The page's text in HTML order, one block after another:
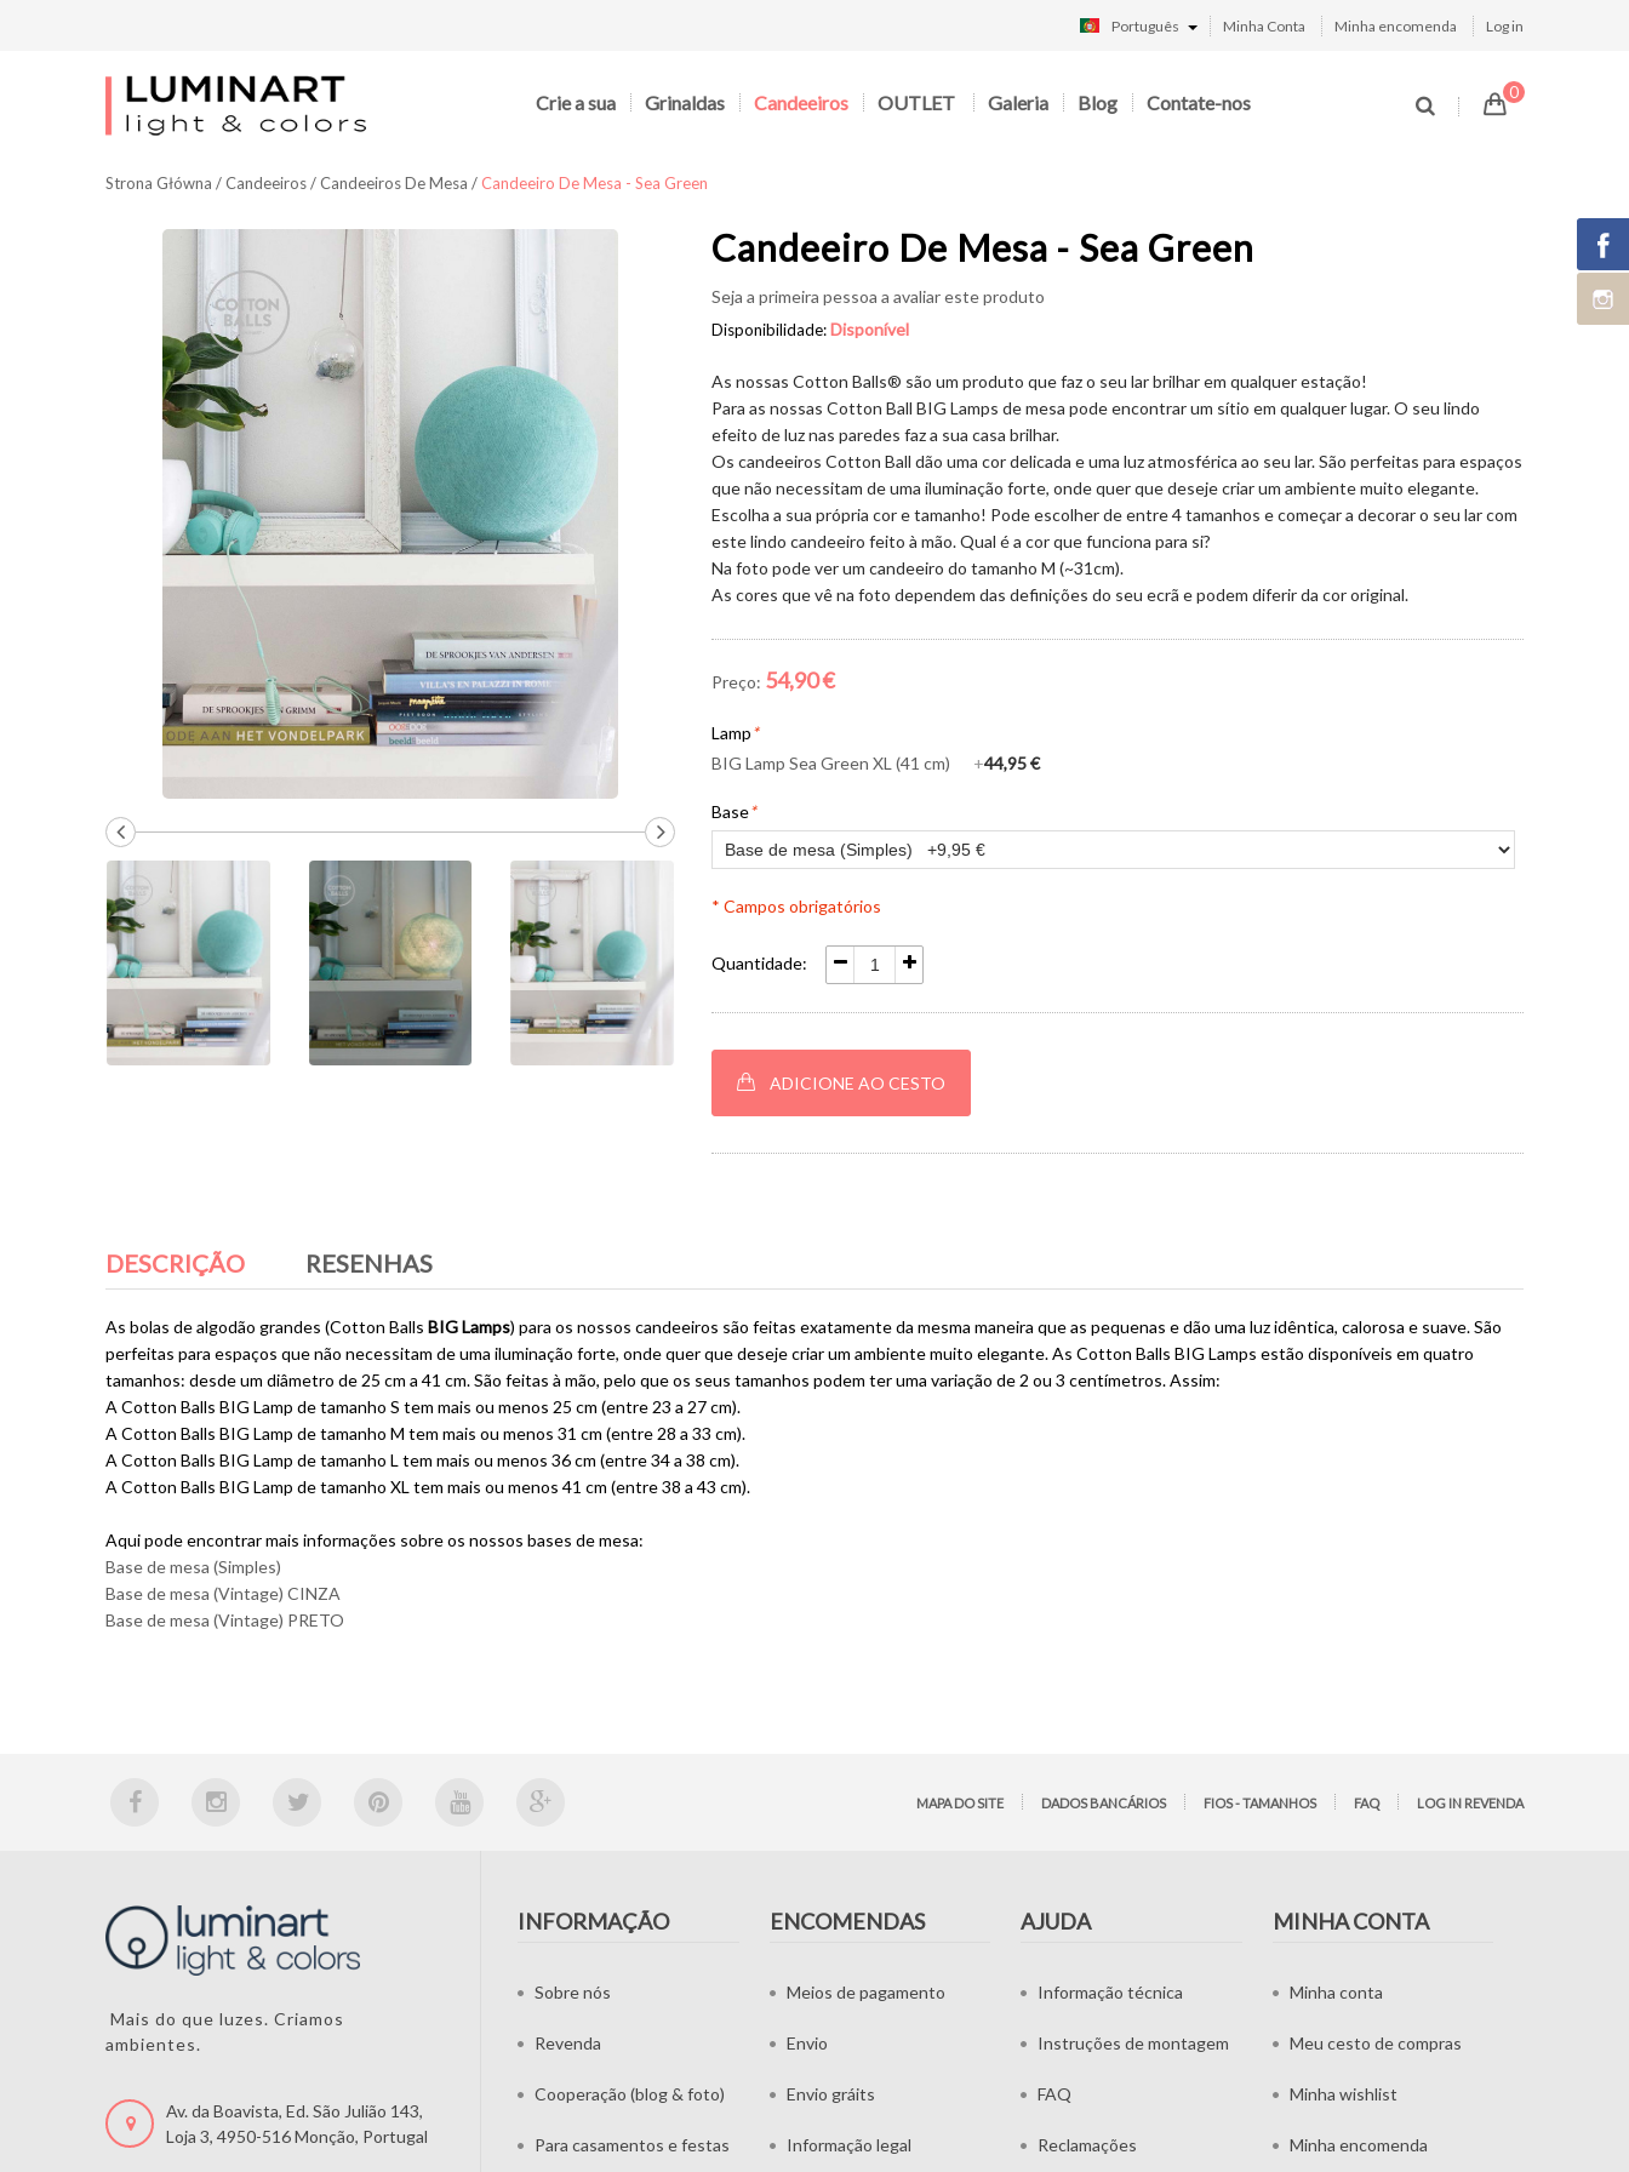
Minha Conta Minha encomenda Log in
Português
0
Crie a sua Grinaldas Candeeiros OUTLET Galeria Blog Contate-nos
Strona Główna /Candeeiros/Candeeiros De Mesa / Candeeiro De Mesa - Sea Green
Candeeiro De Mesa - Sea Green
Seja a primeira pessoa a avaliar este produto
Disponibilidade:Disponível
As nossas Cotton Balls® são um produto que faz o seu lar brilhar em qualquer estação!
Para as nossas Cotton Ball BIG Lamps de mesa pode encontrar um sítio em qualquer lugar. O seu lindo
efeito de luz nas paredes faz a sua casa brilhar.
Os candeeiros Cotton Ball dão uma cor delicada e uma luz atmosférica ao seu lar. São perfeitas para espaços
que não necessitam de uma iluminação forte, onde quer que deseje criar um ambiente muito elegante.
Escolha a sua própria cor e tamanho! Pode escolher de entre 4 tamanhos e começar a decorar o seu lar com
este lindo candeeiro feito à mão. Qual é a cor que funciona para si?
Na foto pode ver um candeeiro do tamanho M (~31cm).
As cores que vê na foto dependem das definições do seu ecrã e podem diferir da cor original.
Preço: 54,90 €
Lamp*
BIG Lamp Sea Green XL (41 cm)
+44,95 €
Base*
* Campos obrigatórios
Quantidade:
ADICIONE AO CESTO
DESCRIÇÃO RESENHAS
As bolas de algodão grandes (Cotton Balls BIG Lamps) para os nossos candeeiros são feitas exatamente da mesma maneira que as pequenas e dão uma luz idêntica, calorosa e suave. São
perfeitas para espaços que não necessitam de uma iluminação forte, onde quer que deseje criar um ambiente muito elegante. As Cotton Balls BIG Lamps estão disponíveis em quatro
tamanhos: desde um diâmetro de 25 cm a 41 cm. São feitas à mão, pelo que os seus tamanhos podem ter uma variação de 2 ou 3 centímetros. Assim:
A Cotton Balls BIG Lamp de tamanho S tem mais ou menos 25 cm (entre 23 a 27 cm).
A Cotton Balls BIG Lamp de tamanho M tem mais ou menos 31 cm (entre 28 a 33 cm).
A Cotton Balls BIG Lamp de tamanho L tem mais ou menos 36 cm (entre 34 a 38 cm).
A Cotton Balls BIG Lamp de tamanho XL tem mais ou menos 41 cm (entre 38 a 43 cm).
Aqui pode encontrar mais informações sobre os nossos bases de mesa:
Base de mesa (Simples)
Base de mesa (Vintage) CINZA
Base de mesa (Vintage) PRETO
MAPA DO SITE DADOS BANCÁRIOS FIOS - TAMANHOS FAQ LOG IN REVENDA
Mais do que luzes. Criamos
ambientes.
Av. da Boavista, Ed. São Julião 143,
Loja 3, 4950-516 Monção, Portugal
INFORMAÇÃO
Sobre nós
Revenda
Cooperação (blog & foto)
Para casamentos e festas
ENCOMENDAS
Meios de pagamento
Envio
Envio gráits
Informação legal
AJUDA
Informação técnica
Instruções de montagem
FAQ
Reclamações
MINHA CONTA
Minha conta
Meu cesto de compras
Minha wishlist
Minha encomenda